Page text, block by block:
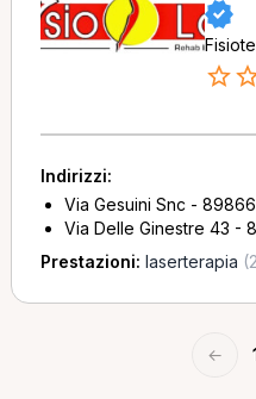
Indirizzi:
Via Gesuini Snc -
Via Delle Ginestre 43 -
Prestazioni: laserterapia
←